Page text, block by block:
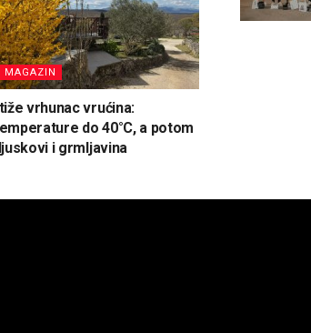
MAGAZIN
vrhunac vrućina:
do 40°C, a potom
i grmljavina